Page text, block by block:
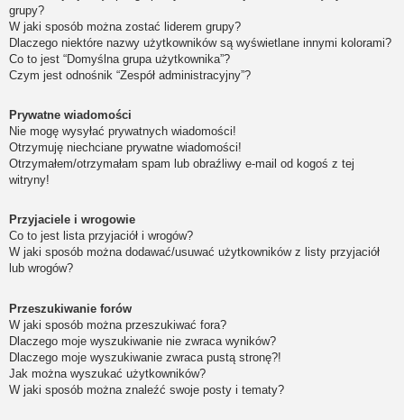
grupy?
W jaki sposób można zostać liderem grupy?
Dlaczego niektóre nazwy użytkowników są wyświetlane innymi kolorami?
Co to jest “Domyślna grupa użytkownika”?
Czym jest odnośnik “Zespół administracyjny”?
Prywatne wiadomości
Nie mogę wysyłać prywatnych wiadomości!
Otrzymuję niechciane prywatne wiadomości!
Otrzymałem/otrzymałam spam lub obraźliwy e-mail od kogoś z tej
witryny!
Przyjaciele i wrogowie
Co to jest lista przyjaciół i wrogów?
W jaki sposób można dodawać/usuwać użytkowników z listy przyjaciół
lub wrogów?
Przeszukiwanie forów
W jaki sposób można przeszukiwać fora?
Dlaczego moje wyszukiwanie nie zwraca wyników?
Dlaczego moje wyszukiwanie zwraca pustą stronę?!
Jak można wyszukać użytkowników?
W jaki sposób można znaleźć swoje posty i tematy?